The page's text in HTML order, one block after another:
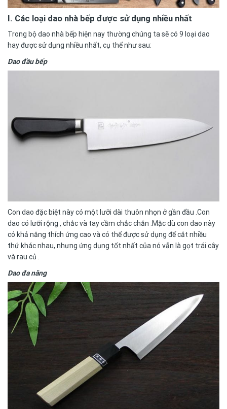
I. Các loại dao nhà bếp được sử dụng nhiều nhất
Trong bộ dao nhà bếp hiện nay thường chúng ta sẽ có 9 loại dao
hay được sử dụng nhiều nhất, cụ thể như sau:
Dao đầu bếp
Con dao đặc biệt này có một lưỡi dài thuôn nhọn ở gần đầu .Con
dao có lưỡi rộng , chắc và tay cầm chắc chắn .Mặc dù con dao này
có khả năng thích ứng cao và có thể được sử dụng để cắt nhiều
thứ khác nhau, nhưng ứng dụng tốt nhất của nó vẫn là gọt trái cây
và rau củ .
Dao đa năng